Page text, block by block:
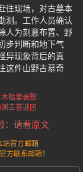
往现场，对古墓本
测。工作人员确认
人为刻意布置、野
步判断和地下气
异现象背后的真
这件山野古墓奇
枯萎衰败
古墓谜团
：请看原文
站官方邮箱
方联系邮箱！